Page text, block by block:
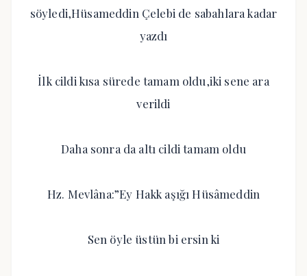
söyledi,Hüsameddin Çelebi de sabahlara kadar
yazdı
İlk cildi kısa sürede tamam oldu,iki sene ara
verildi
Daha sonra da altı cildi tamam oldu
Hz. Mevlâna:”Ey Hakk aşığı Hüsâmeddin
Sen öyle üstün bi ersin ki